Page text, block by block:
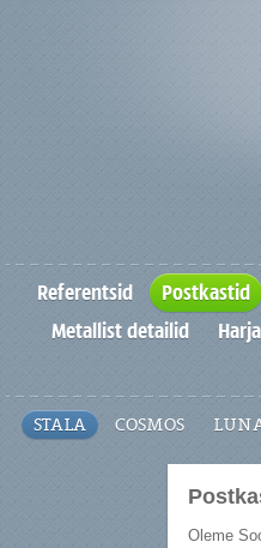
Referentsid Postkastid
Metallist detailid
STALA COSMOS
Oleme